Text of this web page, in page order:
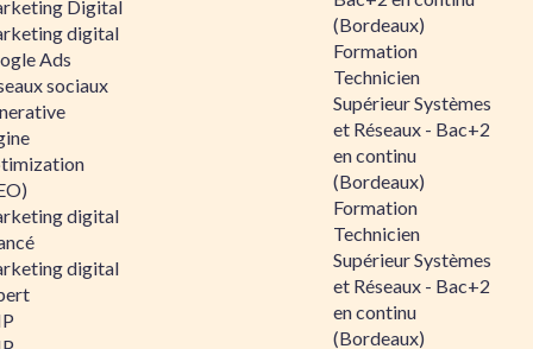
Digital
digital
Ads
sociaux
digital
digital
(Bordeaux)
Formation
Technicien
Supérieur Systèmes
et Réseaux - Bac+2
en continu
(Bordeaux)
Formation
Technicien
Supérieur Systèmes
et Réseaux - Bac+2
en continu
(Bordeaux)